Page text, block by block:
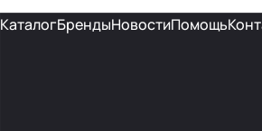
КаталогБрендыНовостиПомощь